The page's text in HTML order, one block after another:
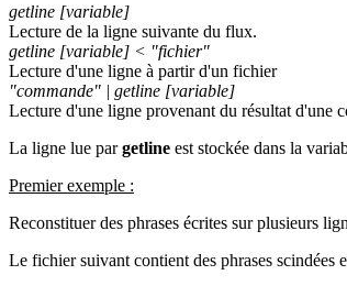
getline [variable]
Lecture de la ligne suivante du flux.
getline [variable] < "fichier"
Lecture d'une ligne à partir d'un fichier
"commande" | getline [variable]
Lecture d'une ligne provenant du résultat d'une
La ligne lue pargetline est stockée dans la
Premier exemple :
Reconstituer des phrases écrites sur plusieurs
Le fichier suivant contient des phrases scindées